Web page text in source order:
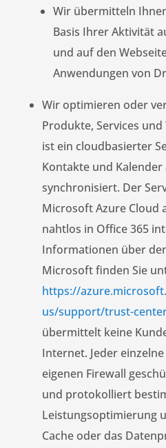
Wir übermitteln
Basis Ihrer Aktivität
und auf den
Anwendungen von
Wir optimieren oder
Produkte, Services
ist ein cloudbasierter
Kontakte und
synchronisiert. Der
Microsoft Azure Cloud
nahtlos in Office 365
Informationen über
Microsoft finden Sie
https://
us/support/trust-
übermittelt keine
Internet. Jeder
eigenen Firewall
und protokolliert
Leistungsoptimierung
Cache oder das